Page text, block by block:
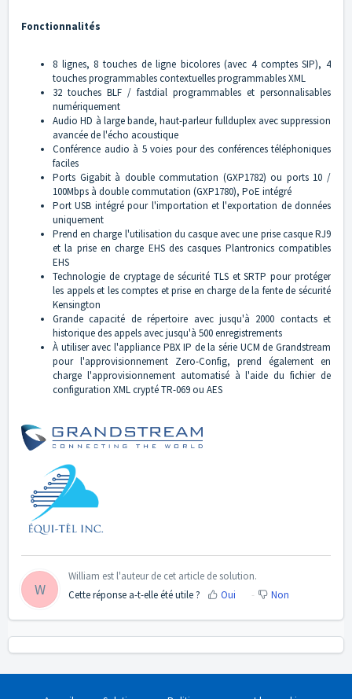
Fonctionnalités
8 lignes, 8 touches de ligne bicolores (avec 4 comptes SIP), 4
touches programmables contextuelles programmables XML
32 touches BLF / fastdial programmables et personnalisables
numériquement
Audio HD à large bande, haut-parleur fullduplex avec suppression
avancée de l'écho acoustique
Conférence audio à 5 voies pour des conférences téléphoniques
faciles
Ports Gigabit à double commutation (GXP1782) ou ports 10 /
100Mbps à double commutation (GXP1780), PoE intégré
Port USB intégré pour l'importation et l'exportation de données
uniquement
Prend en charge l'utilisation du casque avec une prise casque RJ9
et la prise en charge EHS des casques Plantronics compatibles
EHS
Technologie de cryptage de sécurité TLS et SRTP pour protéger
les appels et les comptes et prise en charge de la fente de sécurité
Kensington
Grande capacité de répertoire avec jusqu'à 2000 contacts et
historique des appels avec jusqu'à 500 enregistrements
À utiliser avec l'appliance PBX IP de la série UCM de Grandstream
pour l'approvisionnement Zero-Config, prend également en
charge l'approvisionnement automatisé à l'aide du fichier de
configuration XML crypté TR-069 ou AES
W
William est l'auteur de cet article de solution.
Cette réponse a-t-elle été utile ?
Oui Non